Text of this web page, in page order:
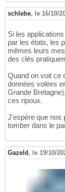
schlebe, le 16/10/
Si les
par les états, les
mêmes leurs
des clés
Quand on voit ce
données volées
Grande
ces ripoux.
J'espère que nos
tomber dans le
Gazeld , le 19/10/